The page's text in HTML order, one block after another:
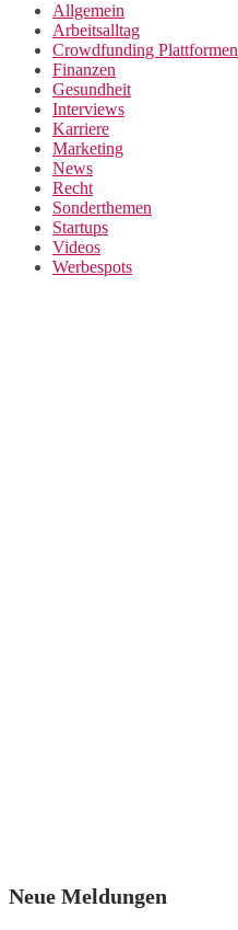
Allgemein
Arbeitsalltag
Crowdfunding Plattformen
Finanzen
Gesundheit
Interviews
Karriere
Marketing
News
Recht
Sonderthemen
Startups
Videos
Werbespots
Neue Meldungen